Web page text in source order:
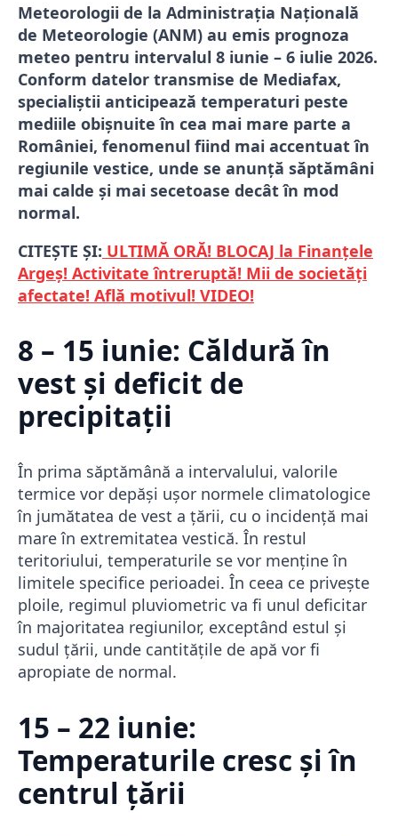
Meteorologii de la Administrația Națională
de Meteorologie (ANM) au emis prognoza
meteo pentru intervalul 8 iunie – 6 iulie 2026.
Conform datelor transmise de Mediafax,
specialiștii anticipează temperaturi peste
mediile obișnuite în cea mai mare parte a
României, fenomenul fiind mai accentuat în
regiunile vestice, unde se anunță săptămâni
mai calde și mai secetoase decât în mod
normal.
CITEȘTE ȘI: ULTIMĂ ORĂ! BLOCAJ la Finanțele
Argeș! Activitate întreruptă! Mii de societăți
afectate! Află motivul! VIDEO!
8 – 15 iunie: Căldură în
vest și deficit de
precipitații
În prima săptămână a intervalului, valorile
termice vor depăși ușor normele climatologice
în jumătatea de vest a țării, cu o incidență mai
mare în extremitatea vestică. În restul
teritoriului, temperaturile se vor menține în
limitele specifice perioadei. În ceea ce privește
ploile, regimul pluviometric va fi unul deficitar
în majoritatea regiunilor, exceptând estul și
sudul țării, unde cantitățile de apă vor fi
apropiate de normal.
15 – 22 iunie:
Temperaturile cresc și în
centrul țării